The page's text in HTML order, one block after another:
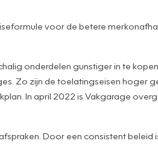
voor de betere
onderdelen gunstiger in te
Zo zijn de toelatingseisen hoger
In april 2022 is Vakgarage
Door een consistent beleid